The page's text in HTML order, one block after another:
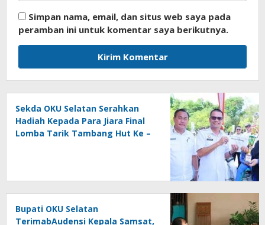
Simpan nama, email, dan situs web saya pada
peramban ini untuk komentar saya berikutnya.
Sekda OKU Selatan Serahkan
Hadiah Kepada Para Jiara Final
Lomba Tarik Tambang Hut Ke –
Bupati OKU Selatan
TerimabAudensi Kepala Samsat,